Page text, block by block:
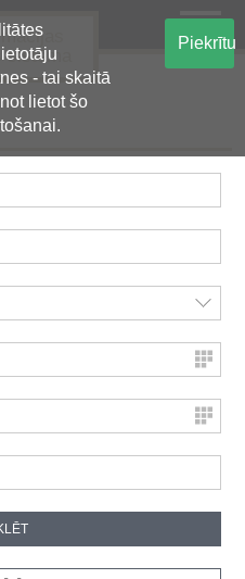
- tai skaitā
lietot šo
Piekrītu